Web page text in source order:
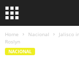
Home Nacional
Jalisco
Roslyn
NACIONAL